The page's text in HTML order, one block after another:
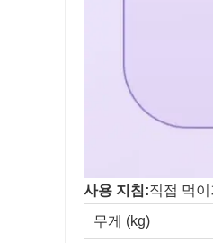
사용 지침:직접 먹
무게 (kg)